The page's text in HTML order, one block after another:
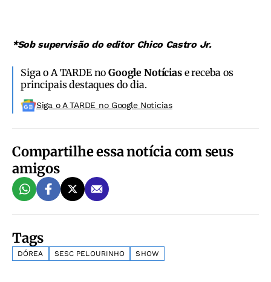
*Sob supervisão do editor Chico Castro Jr.
Siga o A TARDE noGoogle Notíciase receba os
principais destaques do dia.
Siga o A TARDE no Google Noticias
Compartilhe essa notícia com seus
amigos
Tags
DÓREA SESC PELOURINHO SHOW